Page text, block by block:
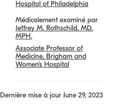
Hospital of Philadelphia
Médicalement examiné par
Jeffrey M. Rothschild, MD,
MPH.
Associate Professor of
Medicine, Brigham and
Women’s Hospital
Dernière mise à jour June 29, 2023